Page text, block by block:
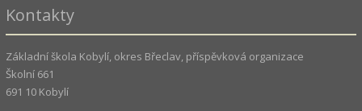
Kontakty
Základní škola Kobylí, okres Břeclav, příspěvková organizace
Školní 661
691 10 Kobylí